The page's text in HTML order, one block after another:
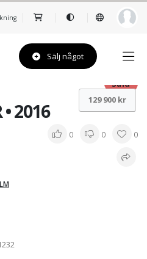
Sälj något
2016
Såld
0 0 0
129 900 kr